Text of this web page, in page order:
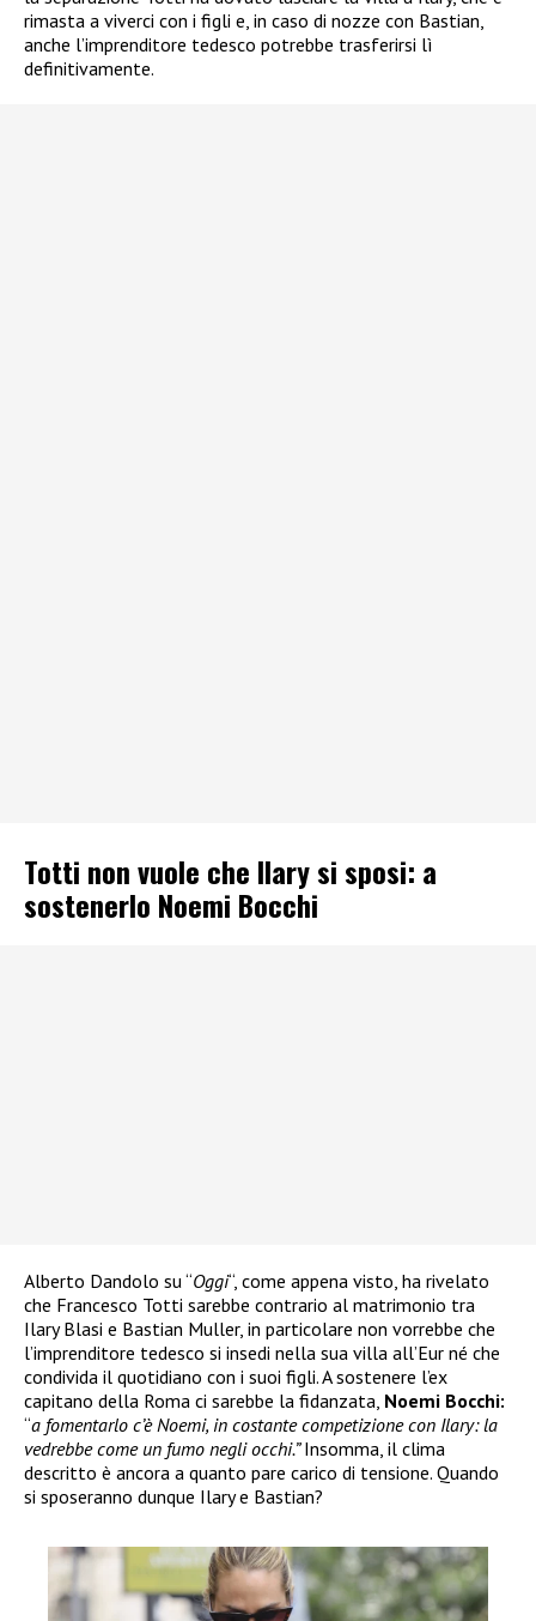
rimasta a viverci con i figli e, in caso di nozze con Bastian,
anche l’imprenditore tedesco potrebbe trasferirsi lì
definitivamente.
Totti non vuole che Ilary si sposi: a
sostenerlo Noemi Bocchi
Alberto Dandolo su “Oggi“, come appena visto, ha rivelato
che Francesco Totti sarebbe contrario al matrimonio tra
Ilary Blasi e Bastian Muller, in particolare non vorrebbe che
l’imprenditore tedesco si insedi nella sua villa all’Eur né che
condivida il quotidiano con i suoi figli. A sostenere l’ex
capitano della Roma ci sarebbe la fidanzata, Noemi Bocchi:
“a fomentarlo c’è Noemi, in costante competizione con Ilary: la
vedrebbe come un fumo negli occhi.”Insomma, il clima
descritto è ancora a quanto pare carico di tensione. Quando
si sposeranno dunque Ilary e Bastian?